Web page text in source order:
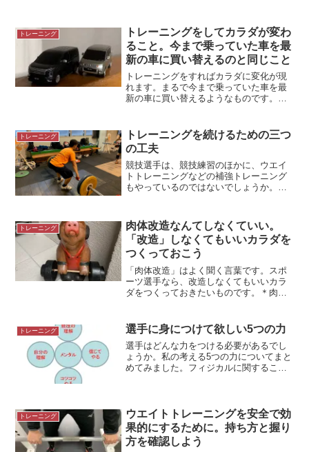
トレーニング
トレーニングをしてカラダが変わ
ること。今まで乗っていた車を最
新の車に買い替えるのと同じこと
トレーニングをすればカラダに変化が現
れます。まるで今まで乗っていた車を最
新の車に買い替えるようなものです。＊
してもらえるのが代車です。代車（新し
い車）を運転すると慣...
トレーニング
トレーニングを続けるための三つ
の工夫
競技選手は、競技練習のほかに、ウエイ
トトレーニングなどの補強トレーニング
もやっているのではないでしょうか。競
をすれば効率的にカラダが鍛えられま
す。ケガの予防にもなります...
トレーニング
肉体改造なんてしなくていい。
「改造」しなくてもいいカラダを
つくっておこう
「肉体改造」はよく聞く言葉です。スポ
ーツ選手なら、改造しなくてもいいカラ
ダをつくっておきたいものです。＊肉体
ポーツ選手にとってカッコいい言葉で
す。言葉の響きとイメージが...
トレーニング 選手に身につけて欲しい5つの力
選手はどんな力をつける必要があるでし
ょうか。私の考える5つの力についてまと
めてみました。フィジカルに関するこ
関すること。もう1つ...
トレーニング
ウエイトトレーニングを安全で効
果的にするために。持ち方と握り
方を確認しよう